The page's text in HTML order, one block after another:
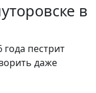
в
пестрит
даже